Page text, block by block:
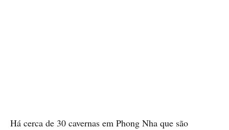
Há cerca de 30 cavernas em Phong Nha que são